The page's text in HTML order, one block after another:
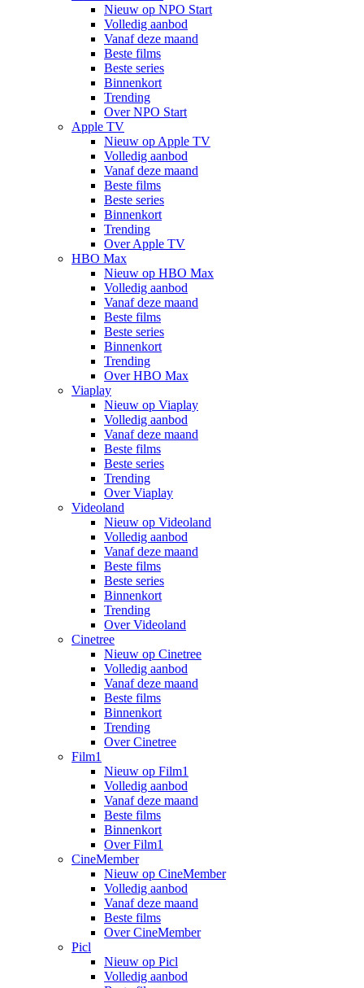
Nieuw op NPO Start
Volledig aanbod
Vanaf deze maand
Beste films
Beste series
Binnenkort
Trending
Over NPO Start
Apple TV
Nieuw op Apple TV
Volledig aanbod
Vanaf deze maand
Beste films
Beste series
Binnenkort
Trending
Over Apple TV
HBO Max
Nieuw op HBO Max
Volledig aanbod
Vanaf deze maand
Beste films
Beste series
Binnenkort
Trending
Over HBO Max
Viaplay
Nieuw op Viaplay
Volledig aanbod
Vanaf deze maand
Beste films
Beste series
Trending
Over Viaplay
Videoland
Nieuw op Videoland
Volledig aanbod
Vanaf deze maand
Beste films
Beste series
Binnenkort
Trending
Over Videoland
Cinetree
Nieuw op Cinetree
Volledig aanbod
Vanaf deze maand
Beste films
Binnenkort
Trending
Over Cinetree
Film1
Nieuw op Film1
Volledig aanbod
Vanaf deze maand
Beste films
Binnenkort
Over Film1
CineMember
Nieuw op CineMember
Volledig aanbod
Vanaf deze maand
Beste films
Over CineMember
Picl
Nieuw op Picl
Volledig aanbod